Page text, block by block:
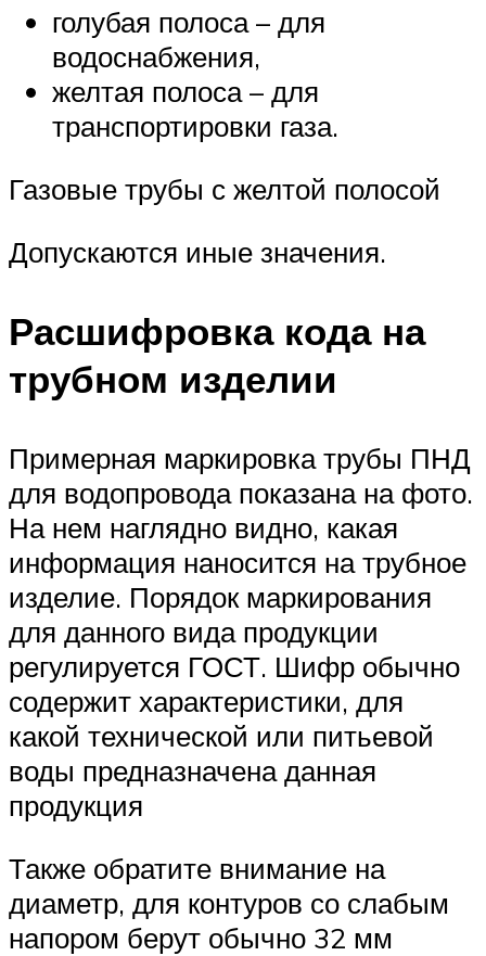
голубая полоса – для
водоснабжения,
желтая полоса – для
транспортировки газа.
Газовые трубы с желтой полосой
Допускаются иные значения.
Расшифровка кода на
трубном изделии
Примерная маркировка трубы ПНД
для водопровода показана на фото.
На нем наглядно видно, какая
информация наносится на трубное
изделие. Порядок маркирования
для данного вида продукции
регулируется ГОСТ. Шифр обычно
содержит характеристики, для
какой технической или питьевой
воды предназначена данная
продукция
Также обратите внимание на
диаметр, для контуров со слабым
напором берут обычно 32 мм